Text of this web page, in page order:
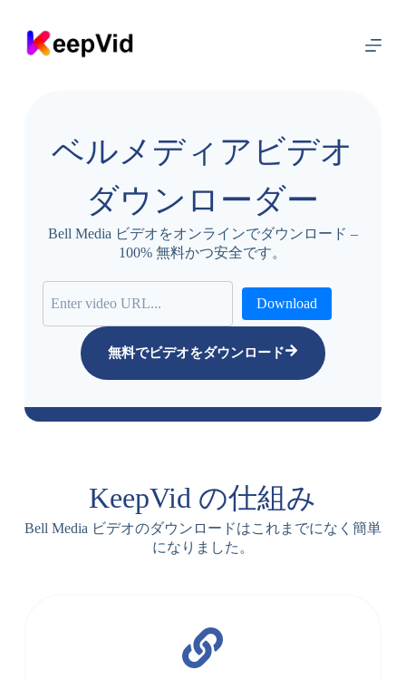
ン
テ
ベルメディアビデオ
ダウンローダー
Bell Media ビデオをオンラインでダウンロード –
100% 無料かつ安全です。
Download
無料でビデオをダウンロード
KeepVid の仕組み
Bell Media ビデオのダウンロードはこれまでになく簡単
になりました。